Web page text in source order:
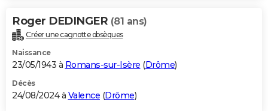
Roger DEDINGER (81 ans)
Créer une cagnotte obsèques
Naissance
23/05/1943 à Romans-sur-Isère (Drôme)
Décès
24/08/2024 à Valence (Drôme)